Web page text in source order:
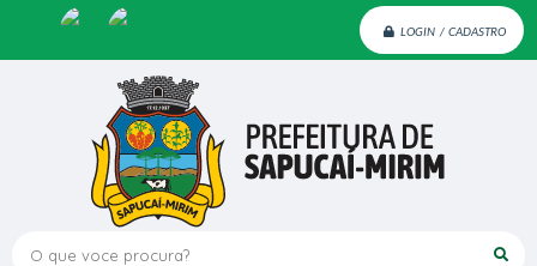
LOGIN / CADASTRO
O que voce procura?